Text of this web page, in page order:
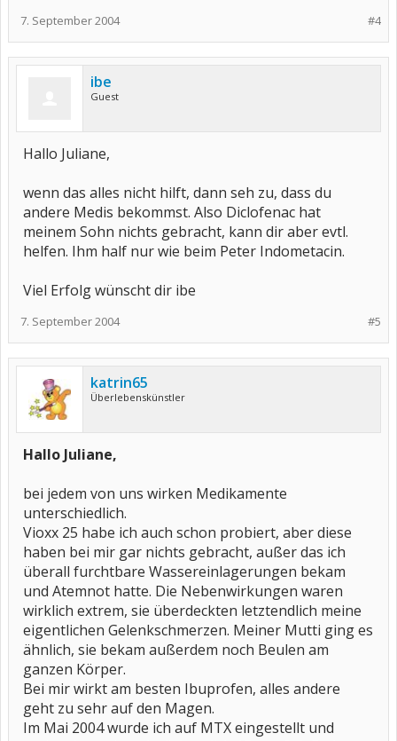
#4
7. September 2004
ibe
Guest
Hallo Juliane,
wenn das alles nicht hilft, dann seh zu, dass du
andere Medis bekommst. Also Diclofenac hat
meinem Sohn nichts gebracht, kann dir aber evtl.
helfen. Ihm half nur wie beim Peter Indometacin.
Viel Erfolg wünscht dir ibe
#5
7. September 2004
katrin65
Überlebenskünstler
Hallo Juliane,
bei jedem von uns wirken Medikamente
unterschiedlich.
Vioxx 25 habe ich auch schon probiert, aber diese
haben bei mir gar nichts gebracht, außer das ich
überall furchtbare Wassereinlagerungen bekam
und Atemnot hatte. Die Nebenwirkungen waren
wirklich extrem, sie überdeckten letztendlich meine
eigentlichen Gelenkschmerzen. Meiner Mutti ging es
ähnlich, sie bekam außerdem noch Beulen am
ganzen Körper.
Bei mir wirkt am besten Ibuprofen, alles andere
geht zu sehr auf den Magen.
Im Mai 2004 wurde ich auf MTX eingestellt und